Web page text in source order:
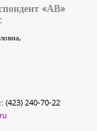
«АВ»
(423) 240-70-22